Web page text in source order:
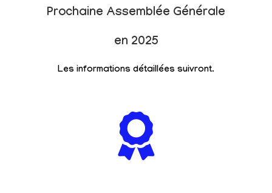
Prochaine Assemblée Générale
en 2025
Les informations détaillées suivront.